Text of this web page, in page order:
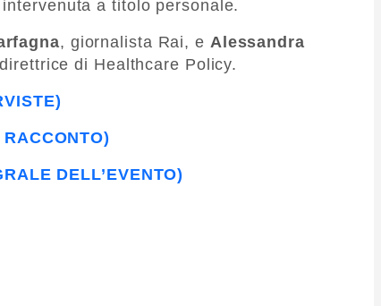
a titolo personale.
, giornalista Rai, e Alessandra
di Healthcare Policy.
DELL’EVENTO)